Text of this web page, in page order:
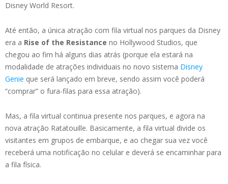
Disney World Resort.
Até então, a única atração com fila virtual nos parques da Disney
era a Rise of the Resistance no Hollywood Studios, que
chegou ao fim há alguns dias atrás (porque ela estará na
modalidade de atrações individuais no novo sistema Disney
Genie que será lançado em breve, sendo assim você poderá
“comprar” o fura-filas para essa atração).
Mas, a fila virtual continua presente nos parques, e agora na
nova atração Ratatouille. Basicamente, a fila virtual divide os
visitantes em grupos de embarque, e ao chegar sua vez você
receberá uma notificação no celular e deverá se encaminhar para
a fila física.